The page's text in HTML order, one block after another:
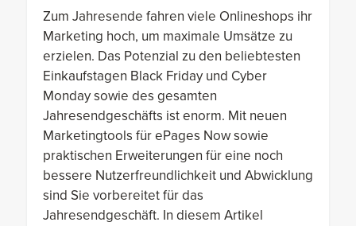
Zum Jahresende fahren viele Onlineshops ihr
Marketing hoch, um maximale Umsätze zu
erzielen. Das Potenzial zu den beliebtesten
Einkaufstagen Black Friday und Cyber
Monday sowie des gesamten
Jahresendgeschäfts ist enorm. Mit neuen
Marketingtools für ePages Now sowie
praktischen Erweiterungen für eine noch
bessere Nutzerfreundlichkeit und Abwicklung
sind Sie vorbereitet für das
Jahresendgeschäft. In diesem Artikel